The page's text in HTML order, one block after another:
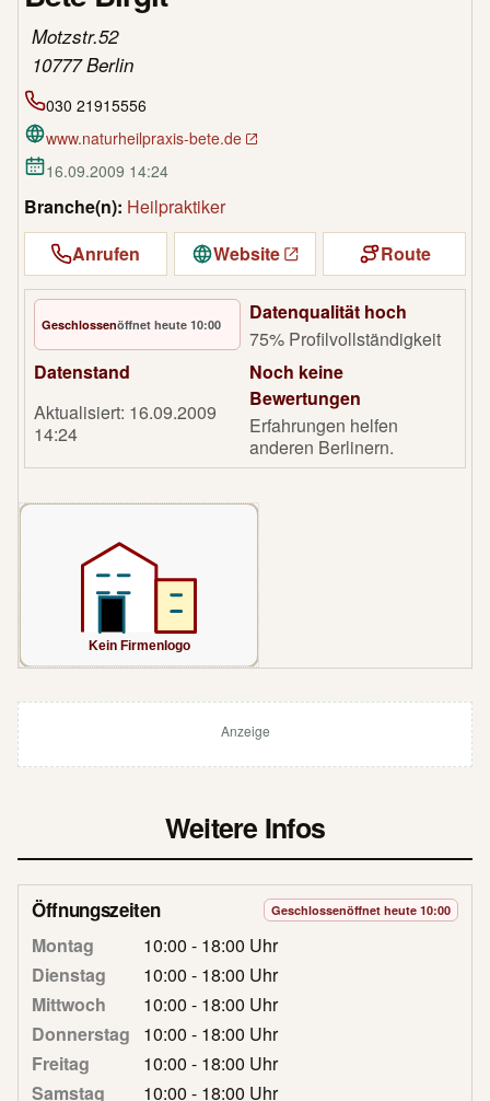
Motzstr.52
10777 Berlin
030 21915556
www.naturheilpraxis-bete.de
16.09.2009 14:24
Branche(n): Heilpraktiker
Anrufen
Website Route
Geschlossenöffnet heute 10:00
Datenqualität hoch
75% Profilvollständigkeit
Datenstand
Aktualisiert: 16.09.2009
14:24
Noch keine
Bewertungen
Erfahrungen helfen
anderen Berlinern.
Anzeige
Weitere Infos
Öffnungszeiten Geschlossenöffnet heute 10:00
Montag
10:00 - 18:00 Uhr
Dienstag
10:00 - 18:00 Uhr
Mittwoch
10:00 - 18:00 Uhr
Donnerstag
10:00 - 18:00 Uhr
Freitag
10:00 - 18:00 Uhr
Samstag
10:00 - 18:00 Uhr